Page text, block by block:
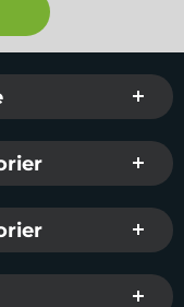
länkar